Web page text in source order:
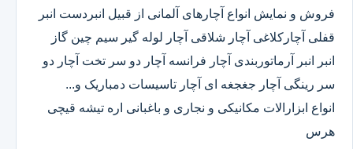
فروش و نمایش انواع آچارهای آلمانی از قبیل انبردست انبر
قفلی آچارکلاغی آچار شلاقی آچار لوله گیر سیم چین گاز
انبر انبر آرماتوربندی آچار فرانسه آچار دو سر تخت آچار دو
سر رینگی آچار جغجغه ای آچار تاسیسات دمباریک و...
انواع ابزارالات مکانیکی و نجاری و باغبانی اره تیشه قیچی
هرس